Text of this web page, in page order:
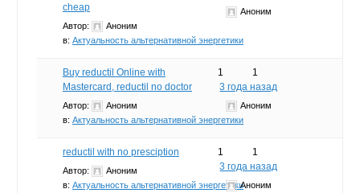
cheap
Автор:
Аноним
в: Актуальность альтернативной энергетики
Аноним
Buy reductil Online with
Mastercard, reductil no doctor
Автор:
Аноним
в: Актуальность альтернативной энергетики
1
1
3 года назад
Аноним
reductil with no presciption
Автор:
Аноним
в: Актуальность альтернативной энергетики
1
1
3 года назад
Аноним